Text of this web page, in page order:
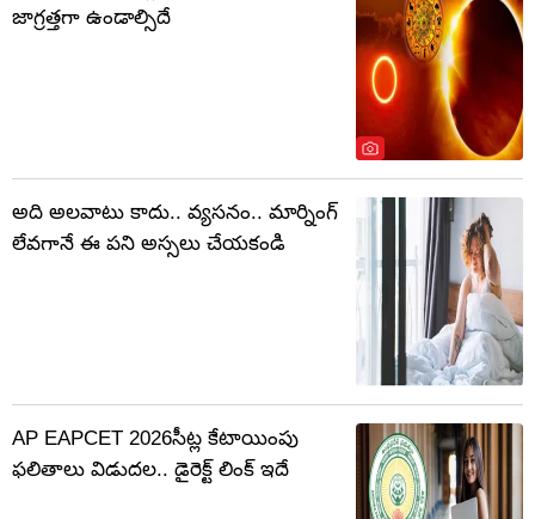
జాగ్రత్తగా ఉండాల్సిదే
అది అలవాటు కాదు.. వ్యసనం.. మార్నింగ్
లేవగానే ఈ పని అస్సలు చేయకండి
AP EAPCET 2026సీట్ల కేటాయింపు
ఫలితాలు విడుదల.. డైరెక్ట్ లింక్ ఇదే